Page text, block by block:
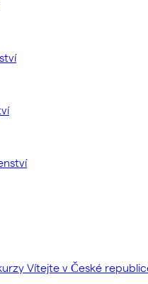
Vítejte v České